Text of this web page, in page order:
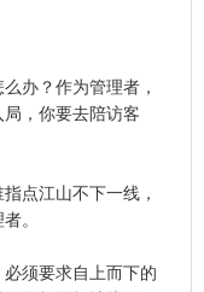
办？作为管理者，
，你要去陪访客
点江山不下一线，
。
须要求自上而下的